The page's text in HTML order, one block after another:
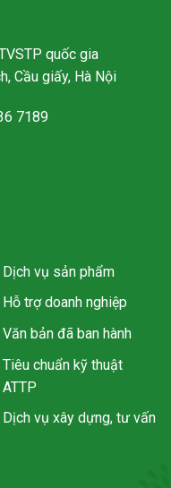
quốc gia
Cầu giấy, Hà Nội
7189
Dịch vụ sản phẩm
Hỗ trợ doanh nghiệp
Văn bản đã ban hành
Tiêu chuẩn kỹ thuật
ATTP
Dịch vụ xây dựng, tư vấn